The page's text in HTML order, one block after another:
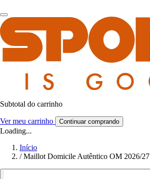
Subtotal do carrinho
Ver meu carrinho Continuar comprando
Loading...
Início
/ Maillot Domicile Autêntico OM 2026/27